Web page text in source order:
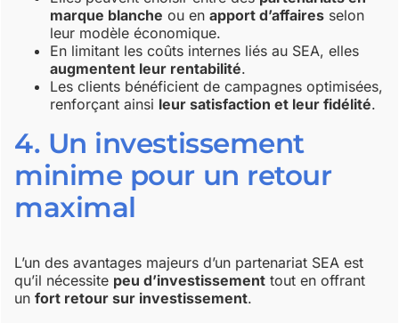
marque blanche ou enapport d’affaires selon
leur modèle économique.
En limitant les coûts internes liés au SEA, elles
augmentent leur rentabilité.
Les clients bénéficient de campagnes optimisées,
renforçant ainsi leur satisfaction et leur fidélité.
4. Un investissement
minime pour un retour
maximal
L’un des avantages majeurs d’un partenariat SEA est
qu’il nécessite peu d’investissement tout en offrant
unfort retour sur investissement.